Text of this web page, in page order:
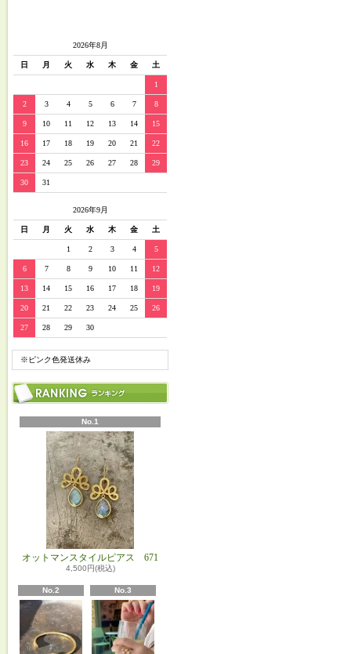
2026年8月
日 月 火 水 木 金 土
1
2 3 4 5 6 7 8
9 10 11 12 13 14 15
16 17 18 19 20 21 22
23 24 25 26 27 28 29
30 31
2026年9月
日 月 火 水 木 金 土
1 2 3 4 5
6 7 8 9 10 11 12
13 14 15 16 17 18 19
20 21 22 23 24 25 26
27 28 29 30
※ピンク色発送休み
No.1
オットマンスタイルピアス 671
4,500円(税込)
No.2 No.3